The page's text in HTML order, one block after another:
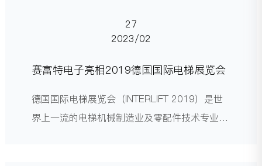
27
2023/02
赛富特电子亮相2019德国国际电梯展览会
德国国际电梯展览会（INTERLIFT 2019）是世
界上一流的电梯机械制造业及零配件技术专业展